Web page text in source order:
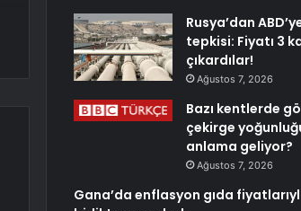
Rusya’dan
tepkisi: Fiyatı 3
çıkardılar!
Ağustos 7, 2026
Bazı kentlerde
çekirge
anlama geliyor?
Ağustos 7, 2026
Gana’da enflasyon gıda